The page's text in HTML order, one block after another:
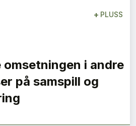
+ PLUSS
omsetningen i andre
på samspill og